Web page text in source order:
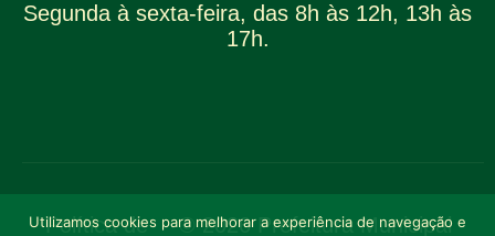
Segunda à sexta-feira, das 8h às 12h, 13h às
17h.
Política de © 2026 Prefeitura Municipal
Utilizamos cookies para melhorar a experiência de navegação e